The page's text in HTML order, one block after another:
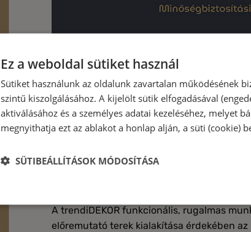
Hozza létre rugalmas
A trendiDEKOR funkcionális, rugalmas
előremutató terek kialakítása érdekében az
Ez a weboldal sütiket használ
Sütiket használunk az oldalunk zavartalan működésének
szintű kiszolgálásához. A kijelölt sütik elfogadásával
aktiválásához és a személyes adatai kezeléséhez, melyet
megnyithatja ezt az ablakot a honlap alján, a süti (cookie)
SÜTIBEÁLLÍTÁSOK MÓDOSÍTÁSA